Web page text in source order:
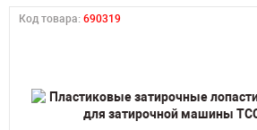
Код товара: 690319